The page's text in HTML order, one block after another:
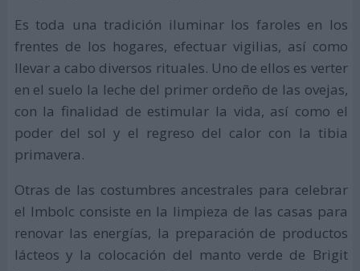
Es toda una tradición iluminar los faroles en los
frentes de los hogares, efectuar vigilias, así como
llevar a cabo diversos rituales. Uno de ellos es verter
en el suelo la leche del primer ordeño de las ovejas,
con la finalidad de estimular la vida, así como el
poder del sol y el regreso del calor con la tibia
primavera.
Otras de las costumbres ancestrales para celebrar
el Imbolc consiste en la limpieza de las casas para
renovar las energías, la preparación de productos
lácteos y la colocación del manto verde de Brigit